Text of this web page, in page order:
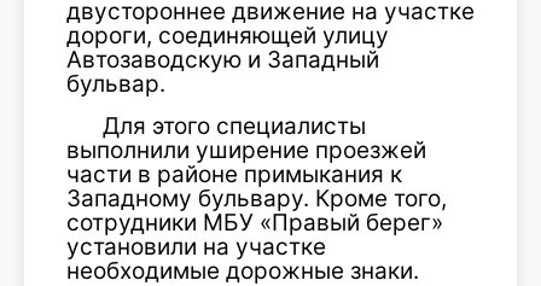
двустороннее движение на участке
дороги, соединяющей улицу
Автозаводскую и Западный
бульвар.
Для этого специалисты
выполнили уширение проезжей
части в районе примыкания к
Западному бульвару. Кроме того,
сотрудники МБУ «Правый берег»
установили на участке
необходимые дорожные знаки.